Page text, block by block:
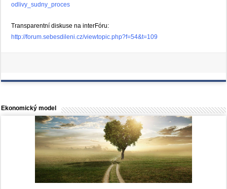
odlivy_sudny_proces
Transparentní diskuse na interFóru:
http://forum.sebesdileni.cz/viewtopic.php?f=54&t=109
Ekonomický model